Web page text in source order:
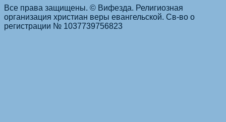
Навигация по статьям
Все права защищены. © Вифезда. Религиозная
организация христиан веры евангельской. Св-во о
регистрации № 1037739756823